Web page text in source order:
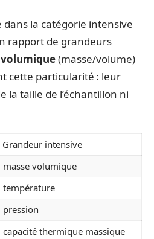
la catégorie intensive
rapport de grandeurs
volumique(masse/volume)
cette particularité : leur
la taille de l’échantillon ni
Grandeur intensive
masse volumique
température
pression
capacité thermique massique